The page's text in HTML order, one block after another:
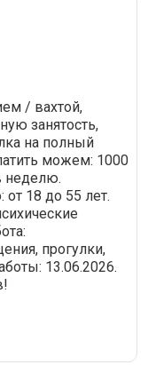
/ вахтой,
занятость,
на полный
можем: 1000
неделю.
от 18 до 55 лет.
прогулки,
13.06.2026.